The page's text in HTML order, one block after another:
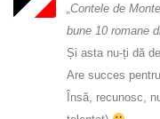
„Contele de
bune 10 romane
Și asta nu-ți dă
Are succes
Însă, recunosc,